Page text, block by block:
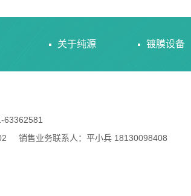
关于纯源 镀膜设备
销售业务联系人：平小兵 18130098408